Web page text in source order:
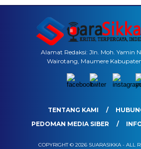
Alamat Redaksi: Jln. Moh. Yamin
Wairotang, Maumere
TENTANG KAMI
PEDOMAN MEDIA SIBER
COPYRIGHT © 2026 SUARASIKKA - ALL